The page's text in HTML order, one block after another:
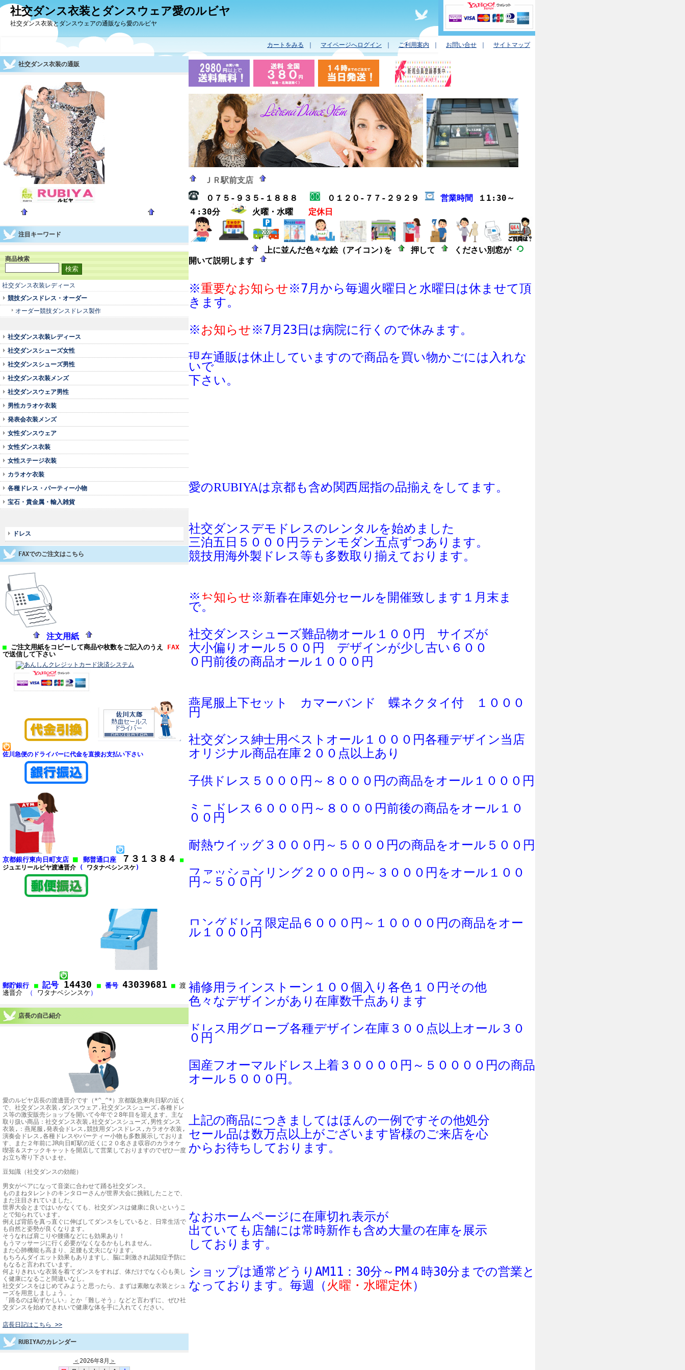
社交ダンス衣装とダンスウェア愛のルビヤ
社交ダンス衣装とダンスウェアの通販なら愛のルビヤ
カートをみる ｜ マイページへログイン ｜ ご利用案内 ｜ お問い合せ ｜ サイトマップ
社交ダンス衣装の通販
注目キーワード
商品検索
社交ダンス衣装レディース
競技ダンスドレス・オーダー
オーダー競技ダンスドレス製作
社交ダンス衣装レディース
社交ダンスシューズ女性
社交ダンスシューズ男性
社交ダンス衣装メンズ
社交ダンスウェア男性
男性カラオケ衣装
発表会衣装メンズ
女性ダンスウェア
女性ダンス衣装
女性ステージ衣装
カラオケ衣装
各種ドレス・パーティー小物
宝石・貴金属・輸入雑貨
ドレス
FAXでのご注文はこちら
注文用紙
■ ご注文用紙をコピーして商品や枚数をご記入のうえ FAX
で送信して下さい
佐川急便のドライバーに代金を直接お支払い下さい
京都銀行東向日町支店 ■ 郵普通口座 ７３１３８４
■
ジュエリールビヤ渡邊晋介 ( ワタナベシンスケ)
郵貯銀行 ■ 記号 14430 ■ 番号 43039681 ■ 渡
邊晋介
（ ワタナベシンスケ ）
店長の自己紹介
愛のルビヤ店長の渡邊晋介です（*^_^*）京都阪急東向日駅の近く
で、社交ダンス衣装.ダンスウェア.社交ダンスシューズ.各種ドレ
ス等の激安販売ショップを開いて今年で２8年目を迎えます。主な
取り扱い商品：社交ダンス衣装,社交ダンスシューズ,男性ダンス
衣装,：燕尾服,発表会ドレス,競技用ダンスドレス,カラオケ衣装,
演奏会ドレス,各種ドレスやパーティー小物も多数展示しておりま
す、また２年前にJR向日町駅の近くに２０名さま収容のカラオケ
喫茶＆スナックキャットを開店して営業しておりますのでぜひ一度
お立ち寄り下さいませ。
豆知識（社交ダンスの効能）
男女がペアになって音楽に合わせて踊る社交ダンス。
ものまねタレントのキンタローさんが世界大会に挑戦したことで、
また注目されていました。
世界大会とまではいかなくても、社交ダンスは健康に良いというこ
とで知られています。
例えば背筋を真っ直ぐに伸ばしてダンスをしていると、日常生活で
も自然と姿勢が良くなります。
そうなれば肩こりや腰痛などにも効果あり！
もうマッサージに行く必要がなくなるかもしれません。
また心肺機能も高まり、足腰も丈夫になります。
もちろんダイエット効果もありますし、脳に刺激され認知症予防に
もなると言われています。
何よりきれいな衣装を着てダンスをすれば、体だけでなく心も美し
く健康になること間違いなし。
社交ダンスをはじめてみようと思ったら、まずは素敵な衣装とシュ
ーズを用意しましょう。。
「踊るのは恥ずかしい」とか「難しそう」などと言わずに、ぜひ社
交ダンスを始めてきれいで健康な体を手に入れてください。
店長日記はこちら >>
RUBIYAのカレンダー
＜ 2026年8月 ＞
ＪＲ駅前支店
０７５-９３５-１８８８
０１２０-７７-２９２９ 営業時間 １1:30 ～
４:30分
火曜・水曜 定休日
上に並んだ色々な絵（アイコン)を 押して
ください別窓が
開いて説明します
※重要なお知らせ※7月から毎週火曜日と水曜日は休ませて頂
きます。
※お知らせ※7月23日は病院に行くので休みます。
現在通販は休止していますので商品を買い物かごには 入れな
いで
下さい。
愛のRUBIYAは京都も含め関西屈指の品揃えをしてま す。
社交ダンスデモドレスのレンタルを始めました
三泊五日５０００円ラテンモダン五点ずつあります。
競技用海外製ドレス等も多数取り揃えております。
※お知らせ※新春在庫処分セールを開催致します１月末ま
で。
社交ダンスシューズ難品物オール１００円 サイズが
大小偏りオール５００円 デザインが少し古い６００
０円前後の商品オール１０００円
燕尾服上下セット カマーバンド 蝶ネクタイ付 １０００
円
社交ダンス紳士用ベストオール１０００円各種デザイン当店
オリジナル商品在庫２００点以上あり
子供ドレス５０００円～８０００円の商品をオール１０００円
ミニドレス６０００円～８０００円前後の商品をオール１０
００円
耐熱ウイッグ３０００円～５０００円の商品をオール５００円
ファッションリング２０００円～３０００円をオール１００
円～５００円
ロングドレス限定品６０００円～１００００円の商品をオー
ル１０００円
補修用ラインストーン１００個入り各色１０円その他
色々なデザインがあり在庫数千点あります
ドレス用グローブ各種デザイン在庫３００点以上オール３０
０円
国産フオーマルドレス上着３００００円～５００００円の商品
オール５０００円。
上記の商品につきましてはほんの一例ですその他処分
セール品は数万点以上がございます皆様のご来店を心
からお待ちしております。
なおホームページに在庫切れ表示が
出て いても 店舗には常時新作も含め大量の在庫を展示
しております。
ショップは通常 どう り AM11：30分～ PM４時30分までの営業と
なっております。毎週
（火曜・水曜定休）